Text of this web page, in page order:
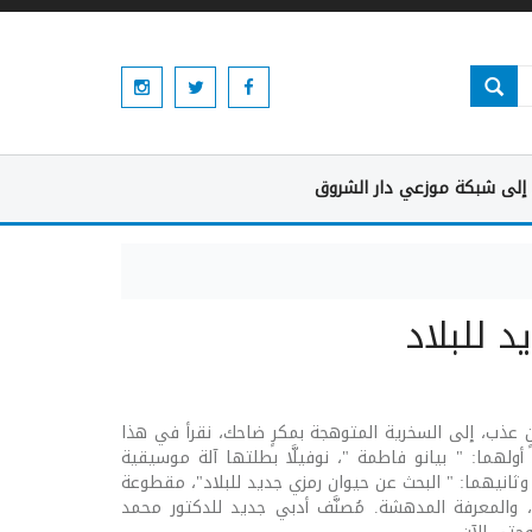
شبكة موزعي دار الشروق
للبلاد
عذب، إلى السخرية المتوهجة بمكرٍ ضاحك، نقرأ في هذا
" بيانو فاطمة "، نوفيلَّا بطلتها آلة موسيقية
" البحث عن حيوان رمزي جديد للبلاد"، مقطوعة
المدهشة. مُصنَّف أدبي جديد للدكتور محمد